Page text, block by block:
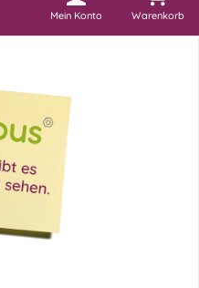
Warenkorb
Mein Konto